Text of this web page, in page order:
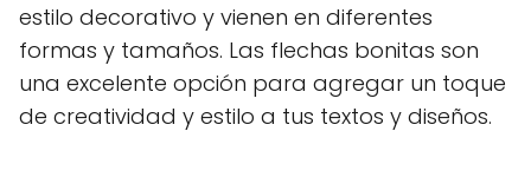
estilo decorativo y vienen en diferentes
formas y tamaños. Las flechas bonitas son
una excelente opción para agregar un toque
de creatividad y estilo a tus textos y diseños.